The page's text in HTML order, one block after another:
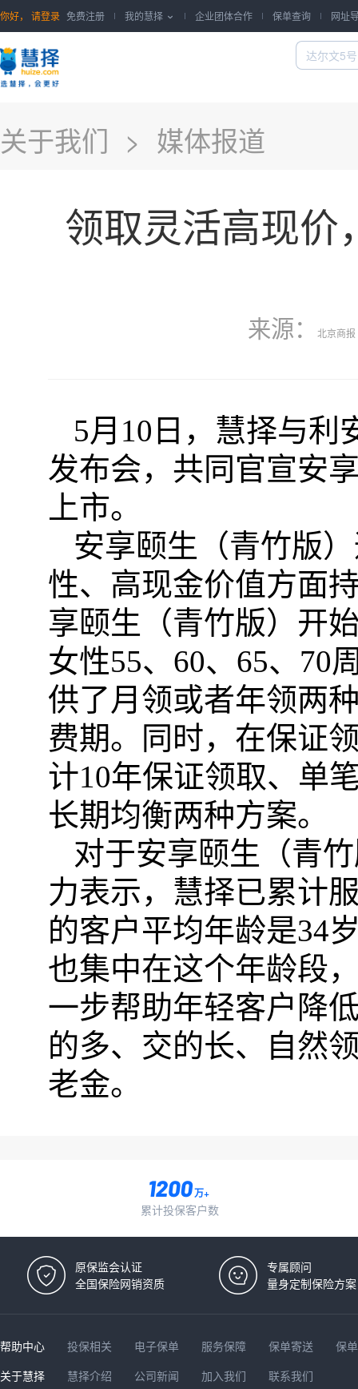
你好， 请登录 免费注册 我的慧择  企业团体合作 保单查询 网址
关于我们 > 媒体报道
领取灵活高现价
来源： 北京商报
5月10日，慧择与利
发布会，共同官宣安
上市。
安享颐生（青竹版
性、高现金价值方面
享颐生（青竹版）开
女性55、60、65、70
供了月领或者年领两
费期。同时，在保证
计10年保证领取、单
长期均衡两种方案。
对于安享颐生（青
力表示，慧择已累计
的客户平均年龄是34
也集中在这个年龄段
一步帮助年轻客户降
的多、交的长、自然
老金。
万+
累计投保客户数
原保监会认证
全国保险网销资质
专属顾问
量身定制保险方案
帮助中心 投保相关 电子保单 服务保障 保单寄送
保
关于慧择
慧择介绍 公司新闻 加入我们 联系我们